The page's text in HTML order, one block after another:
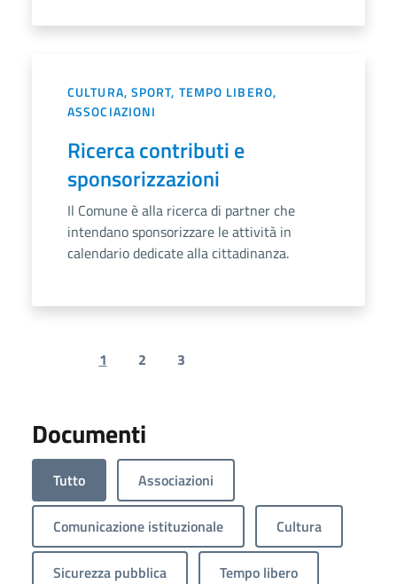
CULTURA, SPORT, TEMPO LIBERO,
ASSOCIAZIONI
Ricerca contributi e
sponsorizzazioni
Il Comune è alla ricerca di partner che
intendano sponsorizzare le attività in
calendario dedicate alla cittadinanza.
Previous page
1 2 3
Documenti
Tutto Associazioni
Comunicazione istituzionale Cultura
Sicurezza pubblica Tempo libero